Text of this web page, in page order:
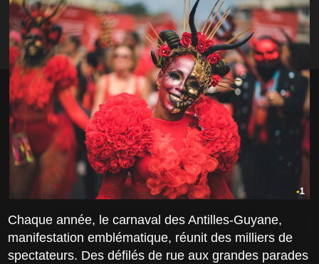
Chaque année, le carnaval des Antilles-Guyane,
manifestation emblématique, réunit des milliers de
spectateurs. Des défilés de rue aux grandes parades